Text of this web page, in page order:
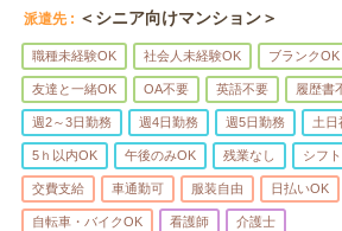
派遣先 ＜シニア向けマンション＞
職種未経験OK 社会人未経験OK ブランクOK
友達と一緒OK OA不要 英語不要 履歴書
週2～3日勤務 週4日勤務 週5日勤務 土日
5ｈ以内OK 午後のみOK 残業なし シフト
交費支給 車通勤可 服装自由 日払いOK
自転車・バイクOK 看護師 介護士